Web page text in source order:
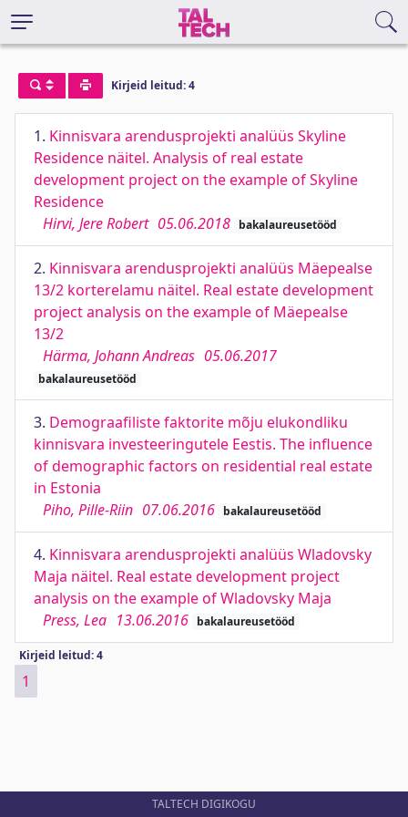
Kirjeid leitud: 4
1. Kinnisvara arendusprojekti analüüs Skyline
Residence näitel. Analysis of real estate
development project on the example of Skyline
Residence
Hirvi, Jere Robert 05.06.2018 bakalaureusetööd
2. Kinnisvara arendusprojekti analüüs Mäepealse
13/2 korterelamu näitel. Real estate development
project analysis on the example of Mäepealse
13/2
Härma, Johann Andreas 05.06.2017
bakalaureusetööd
3. Demograafiliste faktorite mõju elukondliku
kinnisvara investeeringutele Eestis. The influence
of demographic factors on residential real estate
in Estonia
Piho, Pille-Riin 07.06.2016 bakalaureusetööd
4. Kinnisvara arendusprojekti analüüs Wladovsky
Maja näitel. Real estate development project
analysis on the example of Wladovsky Maja
Press, Lea 13.06.2016 bakalaureusetööd
Kirjeid leitud: 4
1
TALTECH DIGIKOGU